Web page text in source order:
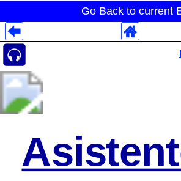
Go Back to current
Despliegues Analytics
Despliegues Totales
Despliegues por Rubros